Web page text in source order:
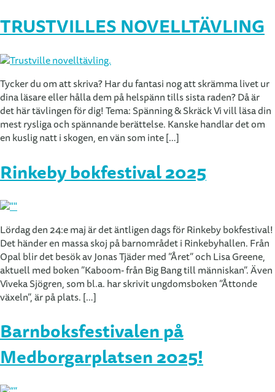
TRUSTVILLES NOVELLTÄVLING
Tycker du om att skriva? Har du fantasi nog att skrämma livet ur
dina läsare eller hålla dem på helspänn tills sista raden? Då är
det här tävlingen för dig! Tema: Spänning & Skräck Vi vill läsa din
mest rysliga och spännande berättelse. Kanske handlar det om
en kuslig natt i skogen, en vän som inte […]
Rinkeby bokfestival 2025
Lördag den 24:e maj är det äntligen dags för Rinkeby bokfestival!
Det händer en massa skoj på barnområdet i Rinkebyhallen. Från
Opal blir det besök av Jonas Tjäder med ”Året” och Lisa Greene,
aktuell med boken ”Kaboom- från Big Bang till människan”. Även
Viveka Sjögren, som bl.a. har skrivit ungdomsboken ”Åttonde
växeln”, är på plats. […]
Barnboksfestivalen på
Medborgarplatsen 2025!